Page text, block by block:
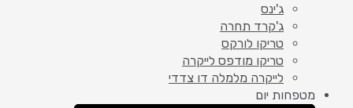
ג'ינס
ג'קרד תחרה
טריקו לורקס
טריקו מודפס לייקרה
לייקרה מלמלה דו צדדי
מטפחות יום